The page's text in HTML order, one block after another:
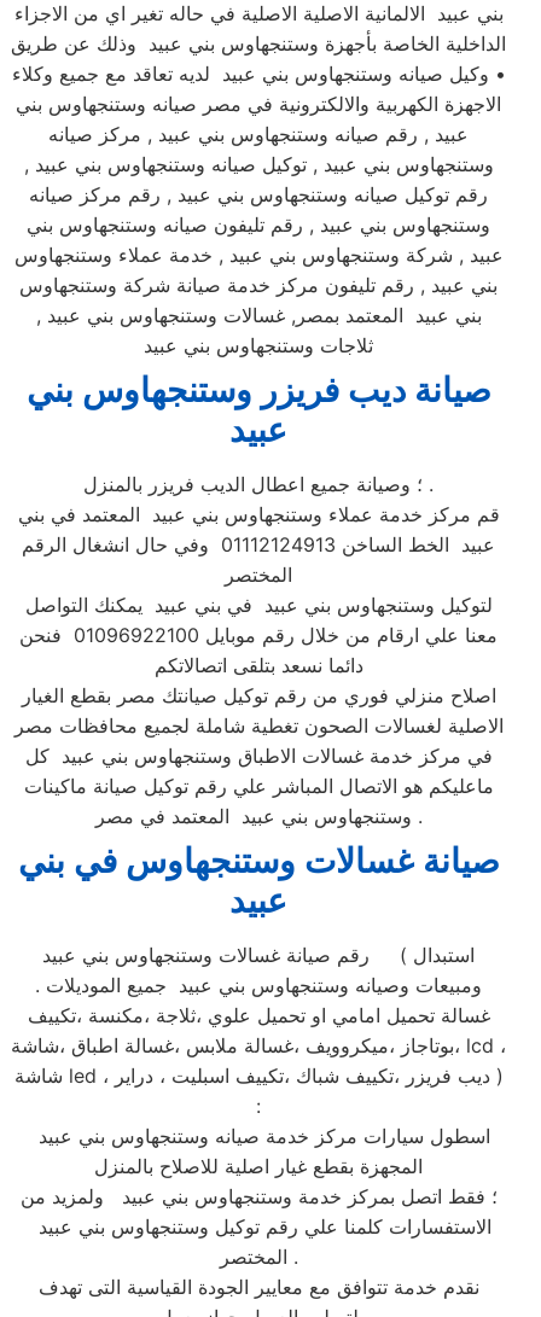
بني عبيد الالمانية الاصلية الاصلية في حاله تغير اي من الاجزاء
الداخلية الخاصة بأجهزة وستنجهاوس بني عبيد وذلك عن طريق
• وكيل صيانه وستنجهاوس بني عبيد لديه تعاقد مع جميع وكلاء
الاجهزة الكهربية والالكترونية في مصر صيانه وستنجهاوس بني
عبيد , رقم صيانه وستنجهاوس بني عبيد , مركز صيانه
وستنجهاوس بني عبيد , توكيل صيانه وستنجهاوس بني عبيد ,
رقم توكيل صيانه وستنجهاوس بني عبيد , رقم مركز صيانه
وستنجهاوس بني عبيد , رقم تليفون صيانه وستنجهاوس بني
عبيد , شركة وستنجهاوس بني عبيد , خدمة عملاء وستنجهاوس
بني عبيد , رقم تليفون مركز خدمة صيانة شركة وستنجهاوس
بني عبيد المعتمد بمصر, غسالات وستنجهاوس بني عبيد ,
ثلاجات وستنجهاوس بني عبيد
صيانة ديب فريزر وستنجهاوس بني
عبيد
؛ وصيانة جميع اعطال الديب فريزر بالمنزل .
قم مركز خدمة عملاء وستنجهاوس بني عبيد المعتمد في بني
عبيد الخط الساخن 01112124913 وفي حال انشغال الرقم
المختصر
لتوكيل وستنجهاوس بني عبيد في بني عبيد يمكنك التواصل
معنا علي ارقام من خلال رقم موبايل 01096922100 فنحن
دائما نسعد بتلقى اتصالاتكم
اصلاح منزلي فوري من رقم توكيل صيانتك مصر بقطع الغيار
الاصلية لغسالات الصحون تغطية شاملة لجميع محافظات مصر
في مركز خدمة غسالات الاطباق وستنجهاوس بني عبيد كل
ماعليكم هو الاتصال المباشر علي رقم توكيل صيانة ماكينات
وستنجهاوس بني عبيد المعتمد في مصر .
صيانة غسالات وستنجهاوس في بني
عبيد
رقم صيانة غسالات وستنجهاوس بني عبيد ( استبدال
ومبيعات وصيانه وستنجهاوس بني عبيد جميع الموديلات .
غسالة تحميل امامي او تحميل علوي ،ثلاجة ،مكنسة ،تكييف
،بوتاجاز ،ميكروويف ،غسالة ملابس ،غسالة اطباق ،شاشة lcd ،
شاشة led ، ديب فريزر ،تكييف شباك ،تكييف اسبليت ، دراير )
:
اسطول سيارات مركز خدمة صيانه وستنجهاوس بني عبيد
المجهزة بقطع غيار اصلية للاصلاح بالمنزل
؛ فقط اتصل بمركز خدمة وستنجهاوس بني عبيد ولمزيد من
الاستفسارات كلمنا علي رقم توكيل وستنجهاوس بني عبيد
المختصر .
نقدم خدمة تتوافق مع معايير الجودة القياسية التى تهدف